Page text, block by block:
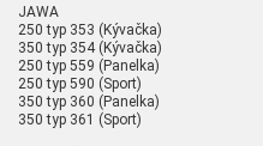
JAWA
250 typ 353 (Kývačka)
350 typ 354 (Kývačka)
250 typ 559 (Panelka)
250 typ 590 (Sport)
350 typ 360 (Panelka)
350 typ 361 (Sport)